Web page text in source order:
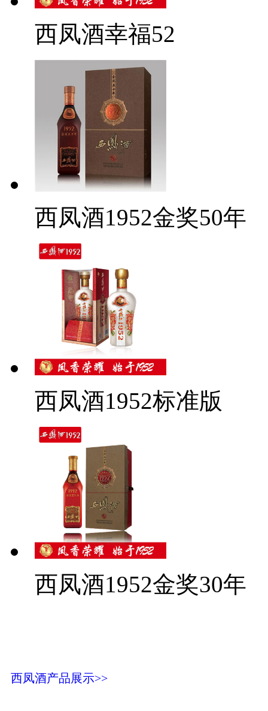
西凤酒幸福52
西凤酒1952金奖50年
西凤酒1952标准版
西凤酒1952金奖30年
西凤酒产品展示>>